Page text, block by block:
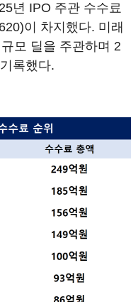
년 IPO 주관 수수료
이 차지했다. 미래
모 딜을 주관하며 2
록했다.